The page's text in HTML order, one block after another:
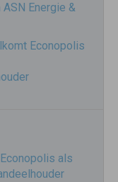
Energie &
Econopolis
als